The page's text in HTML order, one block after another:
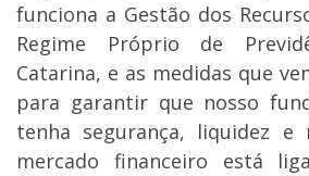
funciona a Gestão dos
Regime Próprio de
Catarina, e as medidas que
para garantir que nosso
tenha segurança, liquidez e
mercado financeiro está